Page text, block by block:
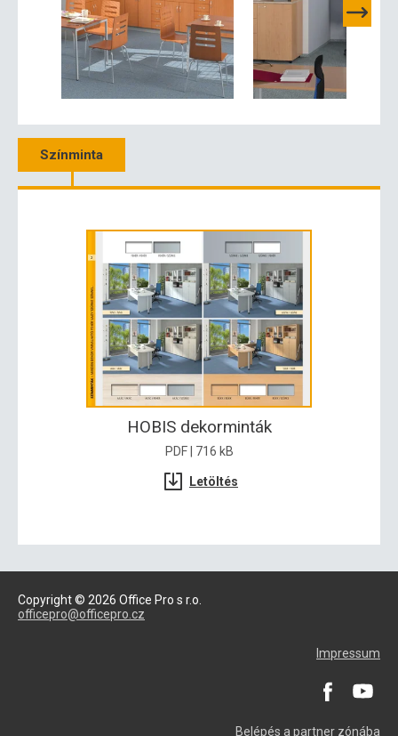
Színminta
HOBIS dekorminták
PDF | 716 kB
Letöltés
Copyright © 2026 Office Pro s r.o.
officepro@officepro.cz
Impressum
Belépés a partner zónába